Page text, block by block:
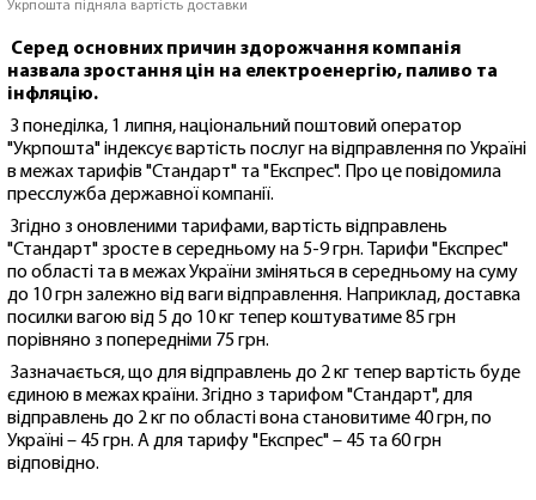
Укрпошта підняла вартість доставки
Серед основних причин здорожчання компанія
назвала зростання цін на електроенергію, паливо та
інфляцію.
З понеділка, 1 липня, національний поштовий оператор
"Укрпошта" індексує вартість послуг на відправлення по Україні
в межах тарифів "Стандарт" та "Експрес". Про це повідомила
пресслужба державної компанії.
Згідно з оновленими тарифами, вартість відправлень
"Стандарт" зросте в середньому на 5-9 грн. Тарифи "Експрес"
по області та в межах України зміняться в середньому на суму
до 10 грн залежно від ваги відправлення. Наприклад, доставка
посилки вагою від 5 до 10 кг тепер коштуватиме 85 грн
порівняно з попередніми 75 грн.
Зазначається, що для відправлень до 2 кг тепер вартість буде
єдиною в межах країни. Згідно з тарифом "Стандарт", для
відправлень до 2 кг по області вона становитиме 40 грн, по
Україні – 45 грн. А для тарифу "Експрес" – 45 та 60 грн
відповідно.